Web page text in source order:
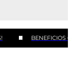
BENEFICIOS